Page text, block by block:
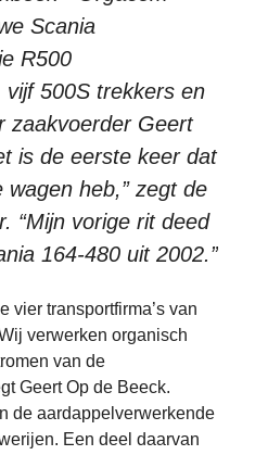
Scania
R500
vijf 500S trekkers en
zaakvoerder Geert
is de eerste keer dat
wagen heb,” zegt de
“Mijn vorige rit deed
164-480 uit 2002.”
vier transportfirma’s van
verwerken organisch
van de
Geert Op de Beeck.
de aardappelverwerkende
Een deel daarvan